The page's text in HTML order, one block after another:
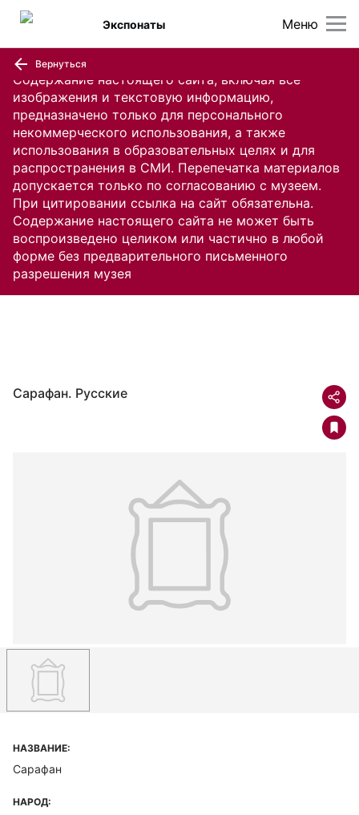
Содержание настоящего сайта, включая все
изображения и текстовую информацию,
предназначено только для персонального
некоммерческого использования, а также
использования в образовательных целях и для
распространения в СМИ. Перепечатка материалов
допускается только по согласованию с музеем.
При цитировании ссылка на сайт обязательна.
Содержание настоящего сайта не может быть
воспроизведено целиком или частично в любой
форме без предварительного письменного
разрешения музея
Меню
Экспонаты
Вернуться
Сарафан. Русские
НАЗВАНИЕ:
Сарафан
НАРОД: